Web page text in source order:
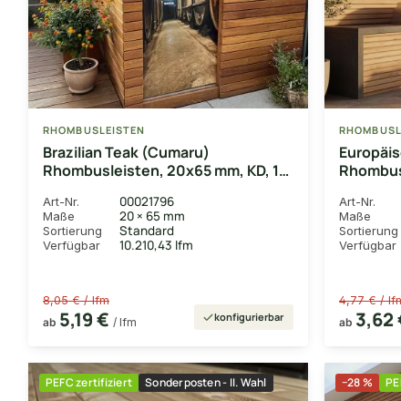
RHOMBUSLEISTEN
Brazilian Teak (Cumaru)
Rhombusleisten, 20x65 mm, KD, 15°
gerundet
Art-Nr. 00021796
Maße 20 × 65 mm
Sortierung Standard
Verfügbar 10.210,43 lfm
8,05 € / lfm
ab 5,19 € / lfm konfigurierbar
gerundet
Art-Nr.
Maße
Sortierung
Verfügbar
4,77 € /
ab 3,62
Sonderposten - II. Wahl
PEFC zertifiziert −28 %